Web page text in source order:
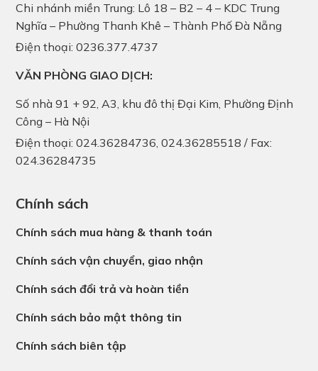
Chi nhánh miền Trung: Lô 18 – B2 – 4 – KDC Trung
Nghĩa – Phường Thanh Khê – Thành Phố Đà Nẵng
Điện thoại: 0236.377.4737
VĂN PHÒNG GIAO DỊCH:
Số nhà 91 + 92, A3, khu đô thị Đại Kim, Phường Định
Công – Hà Nội
Điện thoại: 024.36284736, 024.36285518 / Fax:
024.36284735
Chính sách
Chính sách mua hàng & thanh toán
Chính sách vận chuyển, giao nhận
Chính sách đổi trả và hoàn tiền
Chính sách bảo mật thông tin
Chính sách biên tập